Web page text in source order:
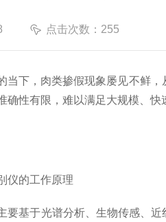
点击次数：255
，肉类掺假现象屡见不鲜，
确性有限，难以满足大规模、
的工作原理
于光谱分析、生物传感、近